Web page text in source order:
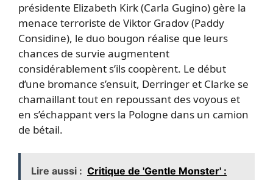
présidente Elizabeth Kirk (Carla Gugino) gère la
menace terroriste de Viktor Gradov (Paddy
Considine), le duo bougon réalise que leurs
chances de survie augmentent
considérablement s’ils coopèrent. Le début
d’une bromance s’ensuit, Derringer et Clarke se
chamaillant tout en repoussant des voyous et
en s’échappant vers la Pologne dans un camion
de bétail.
Lire aussi : Critique de 'Gentle Monster' :